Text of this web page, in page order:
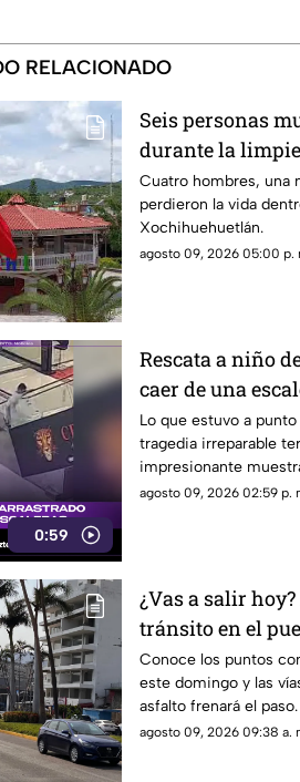
RELACIONADO
Seis personas
durante la
Cuatro hombres, una
perdieron la vida
Xochihuehuetlán.
agosto 09, 2026 05:00 p.
0:59
Rescata a niño
caer de una
Lo que estuvo a
tragedia irreparable
impresionante
reflejos
agosto 09, 2026 02:59 p.
¿Vas a salir
tránsito en el
Conoce los puntos
este domingo y las
asfalto frenará el paso.
agosto 09, 2026 09:38 a.